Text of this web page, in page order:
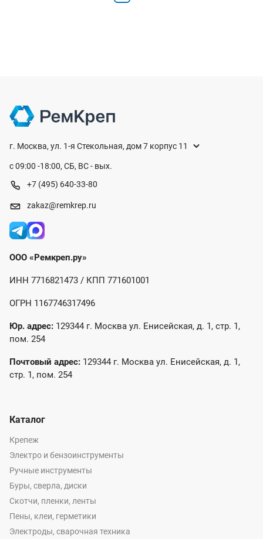
г. Москва, ул. 1-я Стекольная, дом 7 корпус 11
с 09:00 -18:00, СБ, ВС - вых.
+7 (495) 640-33-80
zakaz@remkrep.ru
ООО «Ремкреп.ру»
ИНН 7716821473 / КПП 771601001
ОГРН 1167746317496
Юр. адрес: 129344 г. Москва ул. Енисейская, д. 1, стр. 1,
пом. 254
Почтовый адрес: 129344 г. Москва ул. Енисейская, д. 1,
стр. 1, пом. 254
Каталог
Крепеж
Электро и бензоинструменты
Ручные инструменты
Буры, сверла, диски
Скотчи, пленки, ленты
Пены, клеи, герметики
Электроды, сварочная техника